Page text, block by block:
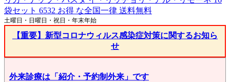
袋セット 6532 お得 な全国一律 送料無料
土曜日・日曜日・祝日・年末年始
【重要】新型コロナウィルス感染症対策に関するお知ら
せ
外来診療は「紹介・予約制外来」です